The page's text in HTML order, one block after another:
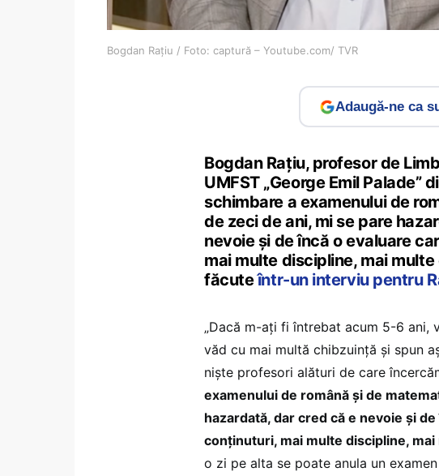
Bogdan Rațiu / Foto: captură – Youtube.com/ TVR
Adaugă-ne ca
Bogdan Rațiu, profesor de
UMFST „George Emil Palade”
schimbare a examenului de
de zeci de ani, mi se pare
nevoie și de încă o evaluare
mai multe discipline, mai
făcuteîntr-un interviu pentru
„Dacă m-ați fi întrebat acum 5-6 ani,
văd cu mai multă chibzuință și spun
niște profesori alături de care
examenului de română și de
hazardată, dar cred că e nevoie și
conținuturi, mai multe discipline,
o zi pe alta se poate anula un